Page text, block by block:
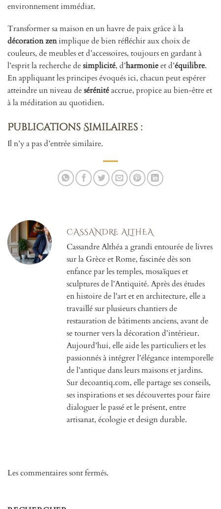
environnement immédiat.
Transformer sa maison en un havre de paix grâce à la
décoration zenimplique de bien réfléchir aux choix de
couleurs, de meubles et d’accessoires, toujours en gardant à
l’esprit la recherche desimplicité, d’harmonieet d’équilibre.
En appliquant les principes évoqués ici, chacun peut espérer
atteindre un niveau desérénitéaccrue, propice au bien-être et
à la méditation au quotidien.
Publications Similaires :
Il n’y a pas d’entrée similaire.
CASSANDRE ALTHEA
Cassandre Althéa a grandi entourée de livres
sur la Grèce et Rome, fascinée dès son
enfance par les temples, mosaïques et
sculptures de l’Antiquité. Après des études
en histoire de l’art et en architecture, elle a
travaillé sur plusieurs chantiers de
restauration de bâtiments anciens, avant de
se tourner vers la décoration d’intérieur.
Aujourd’hui, elle aide les particuliers et les
passionnés à intégrer l’élégance intemporelle
de l’antique dans leurs maisons et jardins.
Sur decoantiq.com, elle partage ses conseils,
ses inspirations et ses découvertes pour faire
dialoguer le passé et le présent, entre
artisanat, écologie et design durable.
Les commentaires sont fermés.